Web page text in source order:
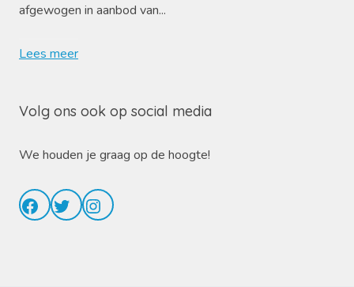
afgewogen in aanbod van...
Lees meer
Volg ons ook op social media
We houden je graag op de hoogte!
Facebook
TwitterInstagram